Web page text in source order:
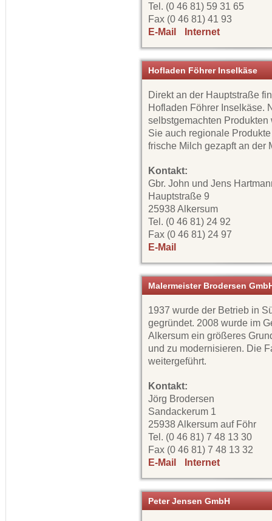
Tel. (0 46 81) 59 31 65
Fax (0 46 81) 41 93
E-Mail
Internet
Hofladen Föhrer Inselkäse
Direkt an der Hauptstraße
Hofladen Föhrer Inselkäse.
selbstgemachten
Sie auch regionale
frische Milch gezapft an der
Kontakt:
Gbr. John und Jens
Hauptstraße 9
25938 Alkersum
Tel. (0 46 81) 24 92
Fax (0 46 81) 24 97
E-Mail
Malermeister Brodersen
1937 wurde der Betrieb in
gegründet. 2008 wurde im
Alkersum ein größeres
und zu modernisieren. Die
weitergeführt.
Kontakt:
Jörg Brodersen
Sandackerum 1
25938 Alkersum auf Föhr
Tel. (0 46 81) 7 48 13 30
Fax (0 46 81) 7 48 13 32
E-Mail
Internet
Peter Jensen GmbH